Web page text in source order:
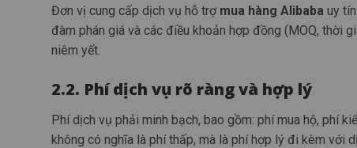
Đơn vị cung cấp dịch vụ hỗ trợmua hàng Alibaba uy
đàm phán giá và các điều khoản hợp đồng (MOQ, thời
niêm yết.
2.2. Phí dịch vụ rõ ràng và hợp lý
Phí dịch vụ phải minh bạch, bao gồm: phí mua hộ, phí
không có nghĩa là phí thấp, mà là phí hợp lý đi kèm với